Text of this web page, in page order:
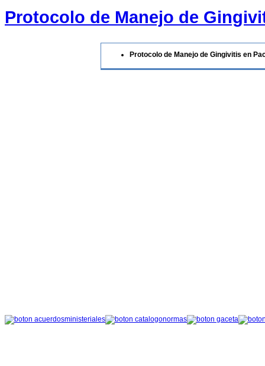
Protocolo de Manejo de
Protocolo de Manejo de Gingivitis en